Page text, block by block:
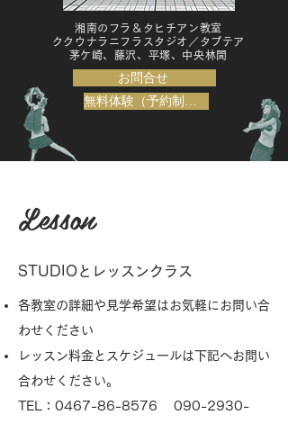
湘南のフラ＆タヒチアン教室
ククウナラニフラスタジオ／タプテア
​茅ケ崎、藤沢、平塚、中央林間
お問合せ
無料体験（予約制）はこちら
Lesson
STUDIOとレッスンクラス
各教室の詳細や見学希望はお気軽にお問い合
わせください
レッスン料金とスケジュールは下記へお問い
合わせください。
TEL：0467-86-8576 090-2930-